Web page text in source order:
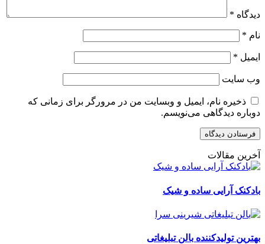
دیدگاه *
نام *
ایمیل *
وب‌ سایت
ذخیره نام، ایمیل و وبسایت من در مرورگر برای زمانی که
دوباره دیدگاهی می‌نویسم.
آخرین مقالات
بادکنک آرایی ساده و شیک
بهترین تولیدکننده بالن تبلیغاتی